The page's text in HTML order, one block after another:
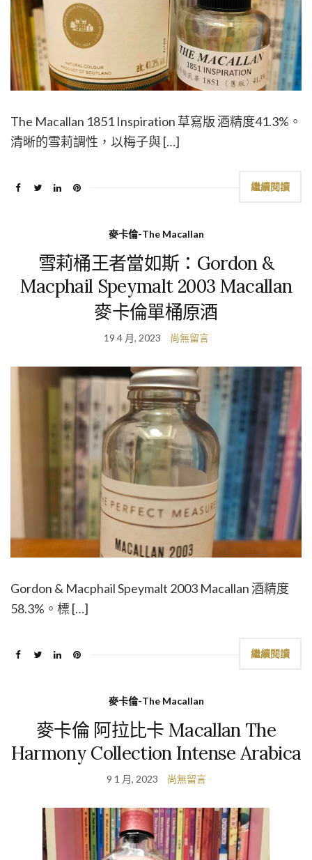
The Macallan 1851 Inspiration 草寫版 酒精度41.3%。
清晰的雪莉調性，以梅子與 […]
繼續閱讀
麥卡倫-The Macallan
雪莉桶王者當如斯：Gordon &
Macphail Speymalt 2003 Macallan
麥卡倫單桶原酒
19 4 月, 2023 尚無留言
Gordon & Macphail Speymalt 2003 Macallan 酒精度
58.3%。標 […]
繼續閱讀
麥卡倫-The Macallan
麥卡倫 阿拉比卡 Macallan The
Harmony Collection Intense Arabica
9 1 月, 2023 尚無留言